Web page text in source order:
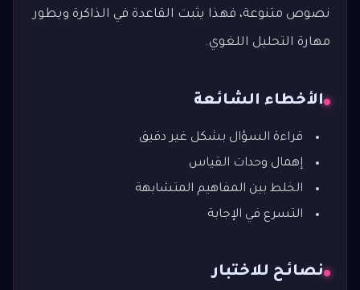
نصوص متنوعة، فهذا يثبت القاعدة في الذاكرة ويطور
مهارة التحليل اللغوي.
الأخطاء الشائعة
قراءة السؤال بشكل غير دقيق
إهمال وحدات القياس
الخلط بين المفاهيم المتشابهة
التسرع في الإجابة
نصائح للاختبار